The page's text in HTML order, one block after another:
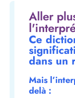
Aller
Ce
dans un
Mais
delà :